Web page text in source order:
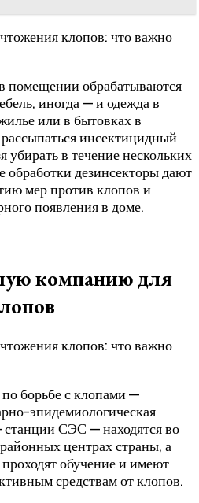
помещении обрабатываются
иногда — и одежда в
или в бытовках в
инсектицидный
убирать в течение нескольких
обработки дезинсекторы дают
мер против клопов и
появления в доме.
компанию для
борьбе с клопами —
эпидемиологическая
СЭС — находятся во
центрах страны, а
обучение и имеют
средствам от клопов.